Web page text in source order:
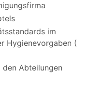
im
Hygienevorgaben (
den Abteilungen